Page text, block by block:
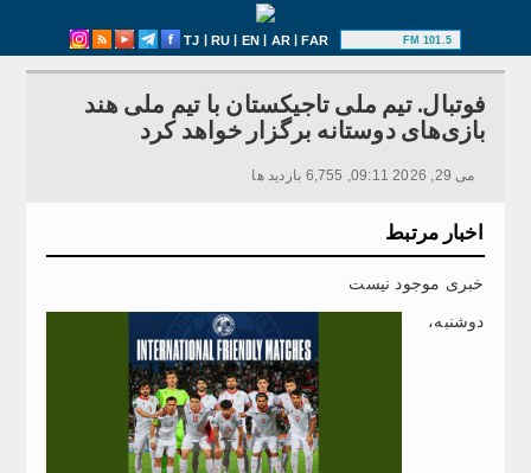
TJ | RU | EN | AR|FAR 101.5 FM
فوتبال. تیم ملی تاجیکستان با تیم ملی هند
بازی‌های دوستانه برگزار خواهد کرد
می 29, 2026 09:11, 6,755 بازدید ها
اخبار مرتبط
خبری موجود نیست
دوشنبه،